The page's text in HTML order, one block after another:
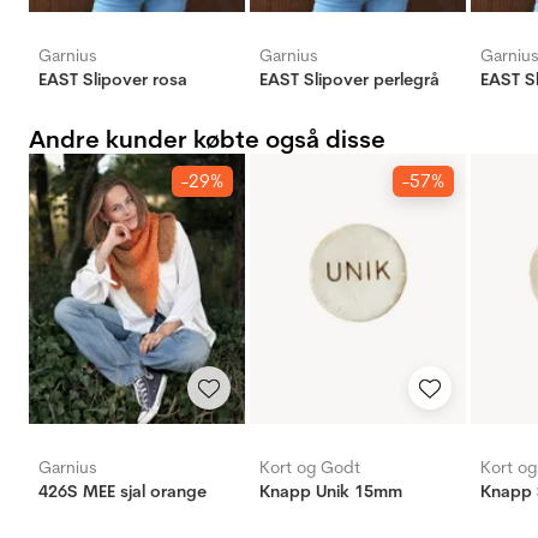
Garnius
EAST Slipover rosa
Garnius
EAST Slipover perlegrå
Garnius
EAST
Andre kunder købte også disse
-29%
Garnius
426S MEE sjal orange
-57%
Kort og Godt
Knapp Unik 15mm
Kort